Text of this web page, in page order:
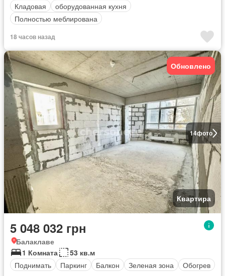
Кладовая
оборудованная кухня
Полностью меблирована
18 часов назад
14фото
Обновлено
Квартира
5 048 032 грн
Балаклаве
1 Комната
53 кв.м
Поднимать
Паркинг Балкон Зеленая зона Обогрев